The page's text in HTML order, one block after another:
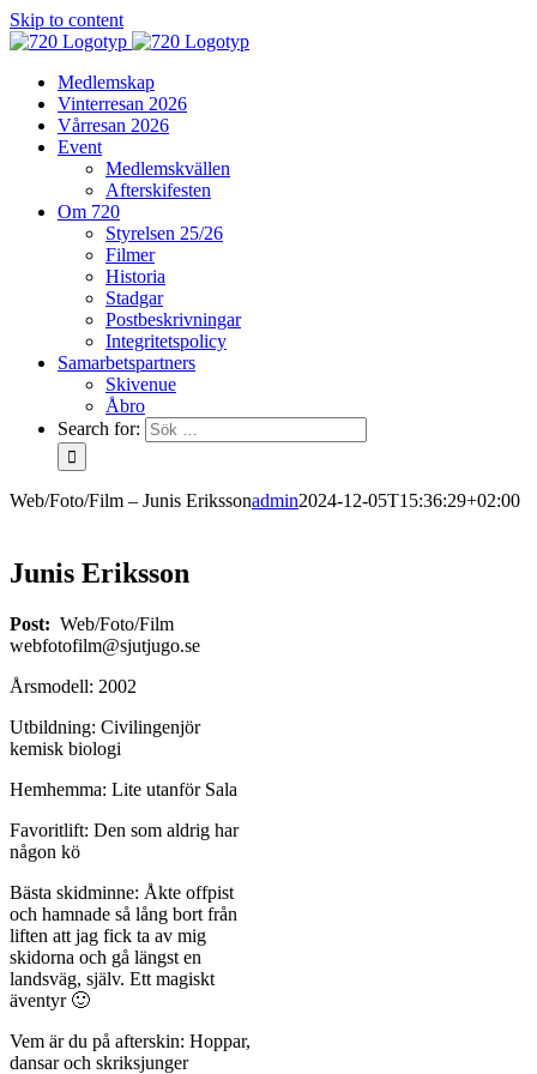
Skip to content
Medlemskap
Vinterresan 2026
Vårresan 2026
Event
Medlemskvällen
Afterskifesten
Om 720
Styrelsen 25/26
Filmer
Historia
Stadgar
Postbeskrivningar
Integritetspolicy
Samarbetspartners
Skivenue
Åbro
Search for:
Web/Foto/Film – Junis Erikssonadmin2024-12-05T15:36:29+02:00
Junis Eriksson
Post: Web/Foto/Film
webfotofilm@sjutjugo.se
Årsmodell: 2002
Utbildning: Civilingenjör
kemisk biologi
Hemhemma: Lite utanför Sala
Favoritlift: Den som aldrig har
någon kö
Bästa skidminne: Åkte offpist
och hamnade så lång bort från
liften att jag fick ta av mig
skidorna och gå längst en
landsväg, själv. Ett magiskt
äventyr 🙂
Vem är du på afterskin: Hoppar,
dansar och skriksjunger